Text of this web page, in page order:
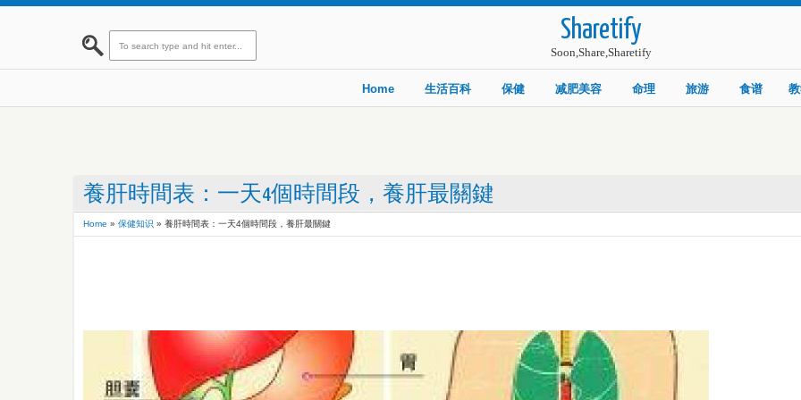
Sharetify
Soon,Share,Sharetify
Home 生活百科 保健 减肥美容 命理 旅游 食谱
養肝時間表：一天4個時間段，養肝最關鍵
Home » 保健知识 » 養肝時間表：一天4個時間段，養肝最關鍵